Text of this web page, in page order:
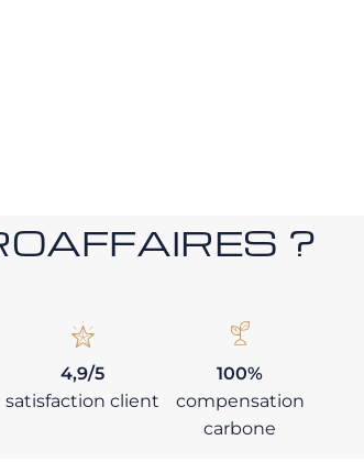
?
4,9/5
satisfaction client
100%
compensation
carbone